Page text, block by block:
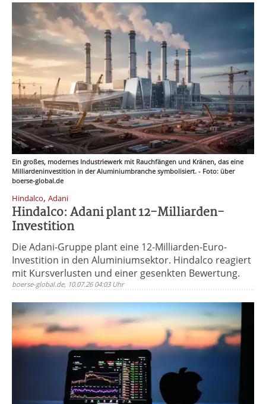
Ein großes, modernes Industriewerk mit Rauchfängen und Kränen, das eine
Milliardeninvestition in der Aluminiumbranche symbolisiert. - Foto: über
boerse-global.de
Hindalco, Adani
Hindalco: Adani plant 12-Milliarden-
Investition
Die Adani-Gruppe plant eine 12-Milliarden-Euro-
Investition in den Aluminiumsektor. Hindalco reagiert
mit Kursverlusten und einer gesenkten Bewertung.
boerse-global.de, 10.07.26 04:03 Uhr